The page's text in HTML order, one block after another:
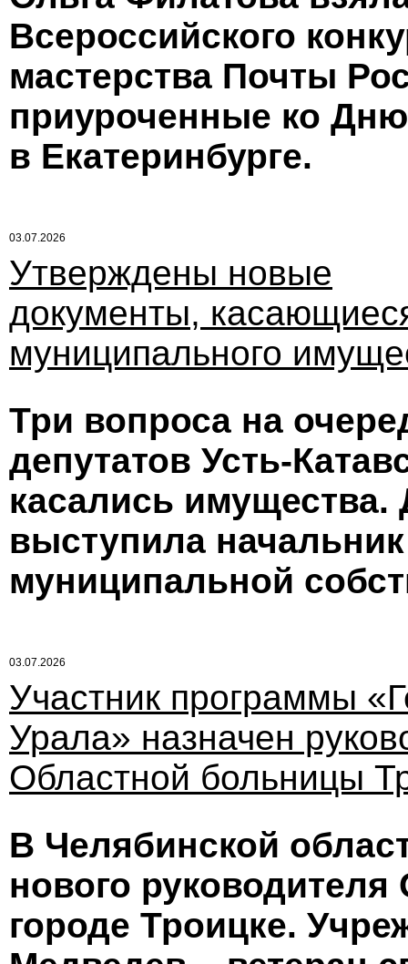
Всероссийского
мастерства Почты
приуроченные ко
в Екатеринбурге.
03.07.2026
Утверждены новые
документы,
муниципального
Три вопроса на
депутатов Усть-
касались
выступила
муниципальной
03.07.2026
Участник программы
Урала» назначен
Областной больницы
В Челябинской
нового
городе Троицке.